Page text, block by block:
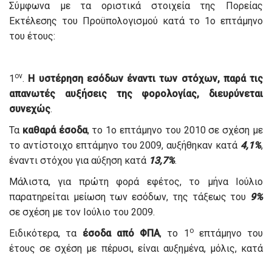
Σύμφωνα με τα οριστικά στοιχεία της Πορείας
Εκτέλεσης του Προϋπολογισμού κατά το 1ο επτάμηνο
του έτους:
1 ον. Η υστέρηση εσόδων έναντι των στόχων, παρά τις
απανωτές αυξήσεις της φορολογίας, διευρύνεται
συνεχώς.
Τα καθαρά έσοδα, το 1ο επτάμηνο του 2010 σε σχέση με
το αντίστοιχο επτάμηνο του 2009, αυξήθηκαν κατά 4,1%,
έναντι στόχου για αύξηση κατά 13,7%.
Μάλιστα, για πρώτη φορά εφέτος, το μήνα Ιούλιο
παρατηρείται μείωση των εσόδων, της τάξεως του 9%
σε σχέση με τον Ιούλιο του 2009.
Ειδικότερα, τα έσοδα από ΦΠΑ, το 1 οεπτάμηνο του
έτους σε σχέση με πέρυσι, είναι αυξημένα, μόλις, κατά